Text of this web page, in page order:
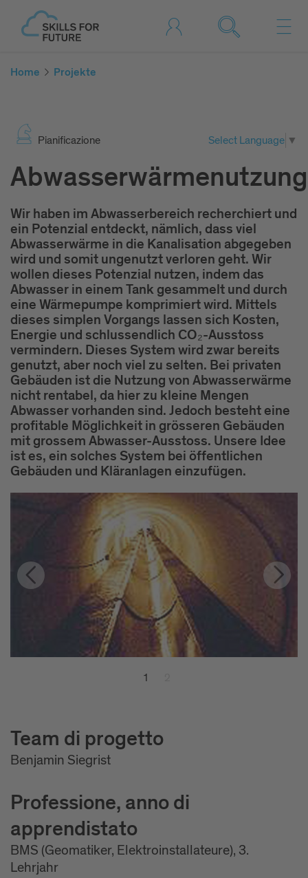
Home Projekte
Pia­ni­fi­ca­zio­ne Select Language ▼
Abwasserwärmenutzung
Wir haben im Abwasserbereich recherchiert und
ein Potenzial entdeckt, nämlich, dass viel
Abwasserwärme in die Kanalisation abgegeben
wird und somit ungenutzt verloren geht. Wir
wollen dieses Potenzial nutzen, indem das
Abwasser in einem Tank gesammelt und durch
eine Wärmepumpe komprimiert wird. Mittels
dieses simplen Vorgangs lassen sich Kosten,
Energie und schlussendlich CO₂-Ausstoss
vermindern. Dieses System wird zwar bereits
genutzt, aber noch viel zu selten. Bei privaten
Gebäuden ist die Nutzung von Abwasserwärme
nicht rentabel, da hier zu kleine Mengen
Abwasser vorhanden sind. Jedoch besteht eine
profitable Möglichkeit in grösseren Gebäuden
mit grossem Abwasser-Ausstoss. Unsere Idee
ist es, ein solches System bei öffentlichen
Gebäuden und Kläranlagen einzufügen.
1
Team di progetto
Benjamin Siegrist
Professione, anno di
apprendistato
BMS (Geomatiker, Elektroinstallateure), 3.
Lehrjahr